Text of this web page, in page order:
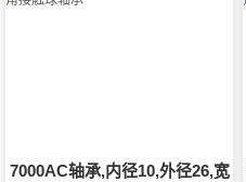
7000AC轴承,内径10,外径26,宽